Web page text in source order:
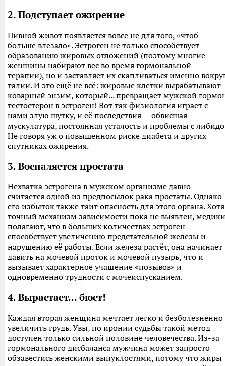
2. Подступает ожирение
Пивной живот появляется вовсе не для того, «чтоб
больше влезало». Эстроген не только способствует
образованию жировых отложений (поэтому многие
женщины набирают вес во время гормональной
терапии), но и заставляет их скапливаться именно
талии. И это ещё не всё: жировые клетки вырабатывают
коварный энзим, который... превращает мужской
тестостерон в эстроген! Вот так физиология играет с
нами злую шутку, и её последствия — обвисшая
мускулатура, постоянная усталость и проблемы с
Не говоря уж о повышенном риске диабета и других
спутниках ожирения.
3. Воспаляется простата
Нехватка эстрогена в мужском организме давно
считается одной из предпосылок рака простаты. Однако
его избыток также таит опасность для этого органа. Хотя
точный механизм зависимости пока не выявлен, медики
полагают, что в больших количествах эстроген
способствует увеличению предстательной железы и
нарушению её работы. Если железа растёт, она начинает
давить на мочевой проток и мочевой пузырь, что и
вызывает характерное учащение «позывов» и
одновременно трудности с мочеиспусканием.
4. Вырастает... бюст!
Каждая вторая женщина мечтает легко и безболезненно
увеличить грудь. Увы, по иронии судьбы такой метод
доступен только сильной половине человечества. Из-за
гормонального дисбаланса мужчина может запросто
обзавестись женскими выпуклостями, потому что жиры